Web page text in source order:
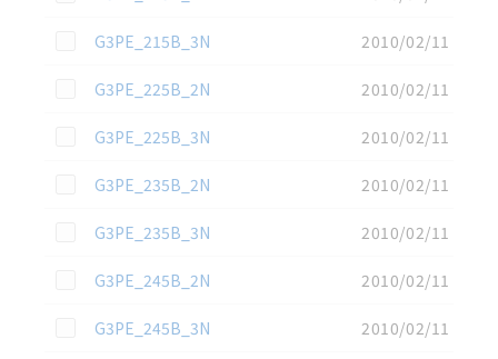
この資料を選択
G3PE_215B_3N
2010/02/11
この資料を選択
G3PE_225B_2N
2010/02/11
この資料を選択
G3PE_225B_3N
2010/02/11
この資料を選択
G3PE_235B_2N
2010/02/11
この資料を選択
G3PE_235B_3N
2010/02/11
この資料を選択
G3PE_245B_2N
2010/02/11
この資料を選択
G3PE_245B_3N
2010/02/11